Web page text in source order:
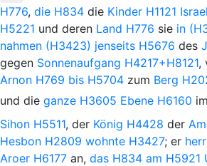
H776, die H834 die Kinder H1121 Israel
H5221 und deren Land H776 sie in
nahmen (H3423) jenseits H5676 des
gegen Sonnenaufgang H4217+H8121,
Arnon H769 bis H5704 zum Berg
und die ganze H3605 Ebene H6160 im
Sihon H5511, der König H4428 der
Hesbon H2809 wohnte H3427; er
Aroer H6177 an, das H834 am H5921